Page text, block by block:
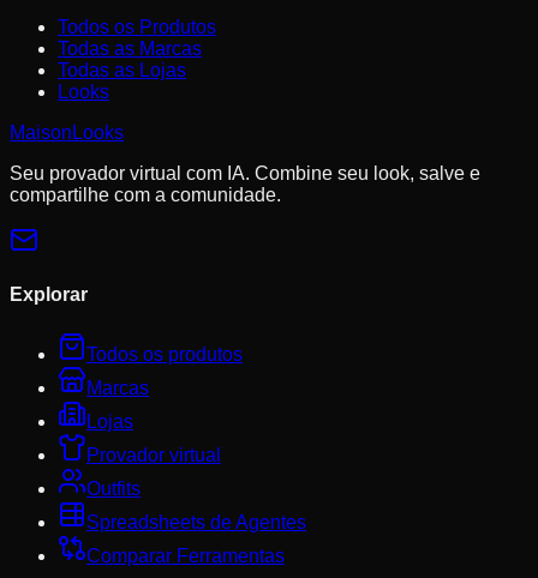
Todos os Produtos
Todas as Marcas
Todas as Lojas
Looks
MaisonLooks
Seu provador virtual com IA. Combine seu look, salve e
compartilhe com a comunidade.
Explorar
Todos os produtos
Marcas
Lojas
Provador virtual
Outfits
Spreadsheets de Agentes
Comparar Ferramentas